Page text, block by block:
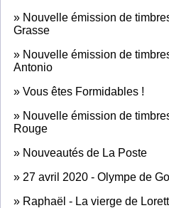
» Nouvelle émission de
Grasse
» Nouvelle émission de
Antonio
» Vous êtes Formidables !
» Nouvelle émission de
Rouge
» Nouveautés de La Poste
» 27 avril 2020 - Olympe de
» Raphaël - La vierge de